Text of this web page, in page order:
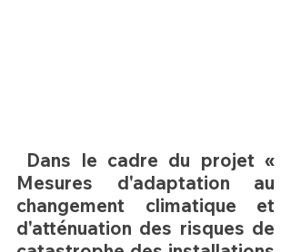
Dans le cadre du projet «
Mesures d'adaptation au
changement climatique et
d'atténuation des risques de